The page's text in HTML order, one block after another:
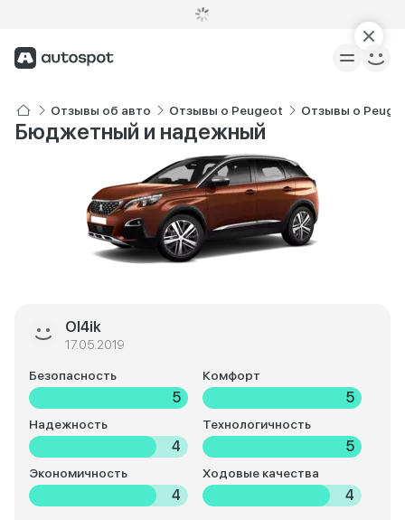
Отзывы об авто Отзывы о Peugeot Отзывы о
Бюджетный и надежный
Ol4ik
17.05.2019
Безопасность
5
Комфорт
5
Надежность
4
Технологичность
5
Экономичность
4
Ходовые качества
4